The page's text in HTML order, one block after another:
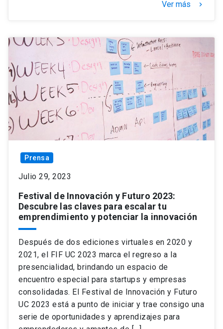
Ver más keyboard_arrow_right
Prensa
Julio 29, 2023
Festival de Innovación y Futuro 2023:
Descubre las claves para escalar tu
emprendimiento y potenciar la innovación
Después de dos ediciones virtuales en 2020 y
2021, el FIF UC 2023 marca el regreso a la
presencialidad, brindando un espacio de
encuentro especial para startups y empresas
consolidadas. El Festival de Innovación y Futuro
UC 2023 está a punto de iniciar y trae consigo una
serie de oportunidades y aprendizajes para